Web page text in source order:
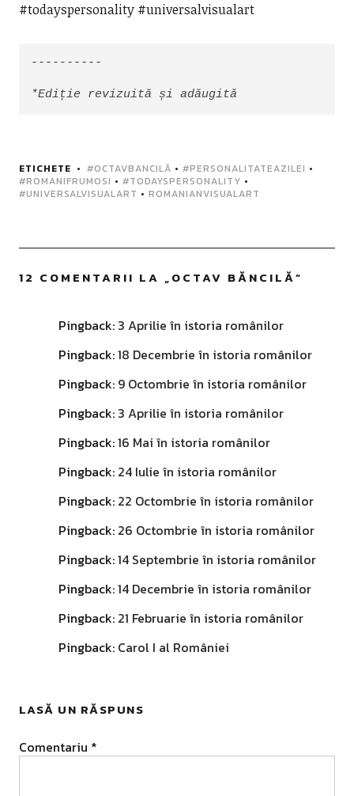
#todayspersonality #universalvisualart
----------
*Ediție revizuită și adăugită
ETICHETE #OCTAVBANCILĂ • #PERSONALITATEAZILEI •
#ROMANIFRUMOSI • #TODAYSPERSONALITY •
#UNIVERSALVISUALART • ROMANIANVISUALART
12 COMENTARII LA „OCTAV BĂNCILĂ”
Pingback: 3 Aprilie în istoria românilor
Pingback:18 Decembrie în istoria românilor
Pingback: 9 Octombrie în istoria românilor
Pingback: 3 Aprilie în istoria românilor
Pingback:16 Mai în istoria românilor
Pingback: 24 Iulie în istoria românilor
Pingback: 22 Octombrie în istoria românilor
Pingback: 26 Octombrie în istoria românilor
Pingback:14 Septembrie în istoria românilor
Pingback:14 Decembrie în istoria românilor
Pingback: 21 Februarie în istoria românilor
Pingback: Carol I al României
LASĂ UN RĂSPUNS
Comentariu *